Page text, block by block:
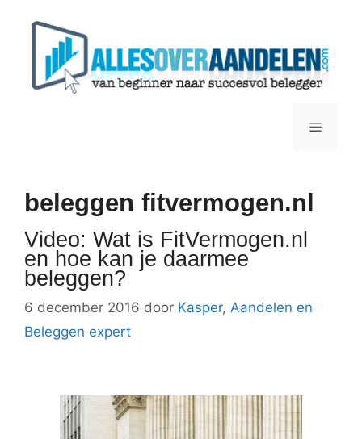
Menu
beleggen fitvermogen.nl
Video: Wat is FitVermogen.nl
en hoe kan je daarmee
beleggen?
6 december 2016 door Kasper, Aandelen en
Beleggen expert